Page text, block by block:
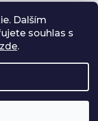
Dalším
souhlas s
zde.